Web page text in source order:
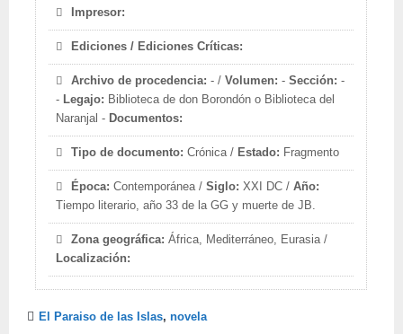
Impresor:
Ediciones / Ediciones Críticas:
Archivo de procedencia: - /Volumen: -Sección: -
- Legajo: Biblioteca de don Borondón o Biblioteca del
Naranjal - Documentos:
Tipo de documento: Crónica / Estado: Fragmento
Época: Contemporánea /Siglo: XXI DC /Año:
Tiempo literario, año 33 de la GG y muerte de JB.
Zona geográfica: África, Mediterráneo, Eurasia /
Localización:
El Paraiso de las Islas, novela